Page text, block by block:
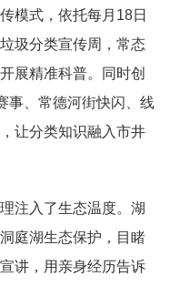
模式，依托每月18日
圾分类宣传周，常态
展精准科普。同时创
事、常德河街快闪、线
让分类知识融入市井
注入了生态温度。湖
庭湖生态保护，目睹
讲，用亲身经历告诉